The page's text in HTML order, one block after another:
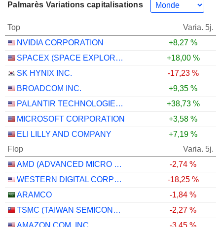
Palmarès Variations capitalisations
Top
Varia. 5j.
NVIDIA CORPORATION
+8,27 %
SPACEX (SPACE EXPLORATION TECHNOLOGIES)
+18,00 %
SK HYNIX INC.
-17,23 %
BROADCOM INC.
+9,35 %
PALANTIR TECHNOLOGIES INC.
+38,73 %
MICROSOFT CORPORATION
+3,58 %
ELI LILLY AND COMPANY
+7,19 %
Flop
Varia. 5j.
AMD (ADVANCED MICRO DEVICES)
-2,74 %
WESTERN DIGITAL CORPORATION
-18,25 %
ARAMCO
-1,84 %
TSMC (TAIWAN SEMICONDUCTOR MANUFACTURING COMPANY)
-2,27 %
AMAZON.COM, INC.
-3,45 %